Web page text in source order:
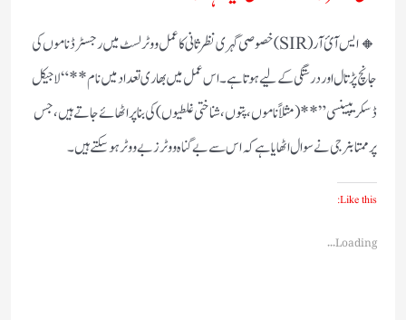
🔸 ایس آئ آر (SIR) خصوصی گہری نظرثانی کا عمل ووٹر لسٹ میں رجسٹرڈ ناموں کی
جانچ پڑتال اور درستگی کے لیے ہوتا ہے۔ اس عمل میں بھاری تعداد میں نام **“لاجیکل
ڈسکریپینسی”** (مثلاً ناموں، پتوں، شناختی غلطیوں) کی بنا پر اٹھائے جاتے ہیں، جس
پر ممتا بنرجی نے سوال اٹھایا ہے کہ اس سے بے گناہ ووٹرز بے ووٹر ہو سکتے ہیں۔
Like this:
Loading...